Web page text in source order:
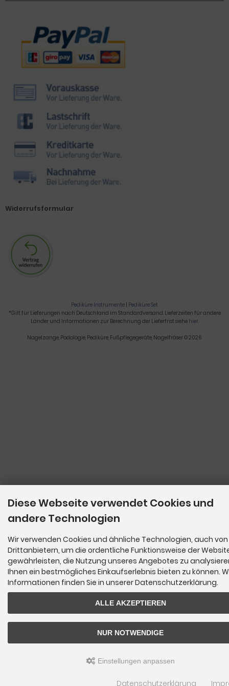
Zahlungsmethoden
Widerrufsformular
Pediküre Instrumente | Pediküre Set
*Gilt für Lieferungen nach Deutschland im Standardversand. Lieferzeiten für andere
Länder und Informationen zur Berechnung der Lieferfrist siehe hier.
Nagelzange, Podologie, Pediküre, Fußpflegegeräte, Nagelfräser © 2026
Diese Webseite verwendet Cookies und
andere Technologien
Wir verwenden Cookies und ähnliche Technologien, auch von
Drittanbietern, um die ordentliche Funktionsweise der
gewährleisten, die Nutzung unseres Angebotes zu
Ihnen ein bestmögliches Einkaufserlebnis bieten zu können.
Informationen finden Sie in unserer Datenschutzerklärung.
ALLE AKZEPTIEREN
NUR NOTWENDIGE
Einstellungen anpassen
Datenschutzerklärung